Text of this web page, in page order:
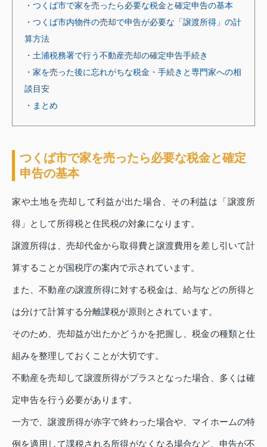
・つくば市で家を売ったら必要な税金と確定申告の基本
・つくば市内物件の売却で申告が必要な「譲渡所得」の計
算方法
・土浦税務署で行う不動産売却の確定申告手続き
・家を売った後に忘れがちな税金・手続きと専門家への相
談目安
・まとめ
つくば市で家を売ったら必要な税金と確定
申告の基本
家や土地を売却して利益が出た場合、その利益は「譲渡所
得」として所得税と住民税の対象になります。
譲渡所得は、売却代金から取得費と譲渡費用を差し引いて計
算することが国税庁の案内で示されています。
また、不動産の譲渡所得に対する税金は、給与などの所得と
は分けて計算する分離課税が原則とされています。
そのため、売却益が出たかどうかを把握し、税金の種類と仕
組みを整理しておくことが大切です。
不動産を売却して譲渡所得がプラスとなった場合、多くは確
定申告を行う必要があります。
一方で、譲渡所得が赤字で終わった場合や、マイホームの特
例を適用して課税される所得がなくなる場合など、申告が不